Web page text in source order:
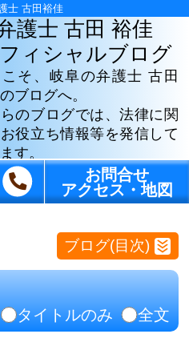
士 古田裕佳
護士 古田 裕佳
ィシャルブログ
こそ、岐阜の弁護士 古田
ブログへ。
のブログでは、法律に関
役立ち情報等を発信して
す。
お問合せ
アクセス・地図
ブログ(目次)
タイトルのみ 全文